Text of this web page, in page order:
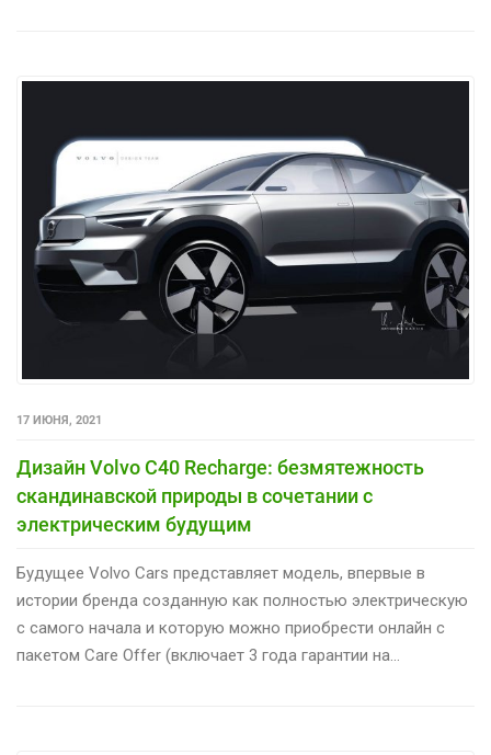
17 ИЮНЯ, 2021
Дизайн Volvo C40 Recharge: безмятежность
скандинавской природы в сочетании с
электрическим будущим
Будущее Volvo Cars представляет модель, впервые в
истории бренда созданную как полностью электрическую
с самого начала и которую можно приобрести онлайн с
пакетом Care Offer (включает 3 года гарантии на…